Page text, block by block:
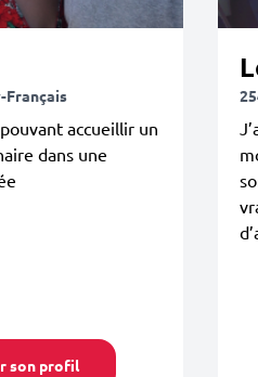
Français
accueillir un
dans une
son profil